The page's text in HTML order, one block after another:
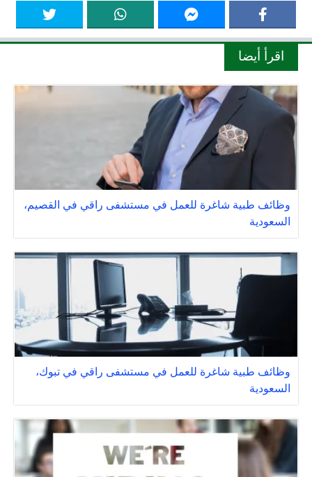
اقرأ أيضا
وظائف طبية شاغرة للعمل في مستشفى راقي في القصيم،
السعودية
وظائف طبية شاغرة للعمل في مستشفى راقي في تبوك،
السعودية